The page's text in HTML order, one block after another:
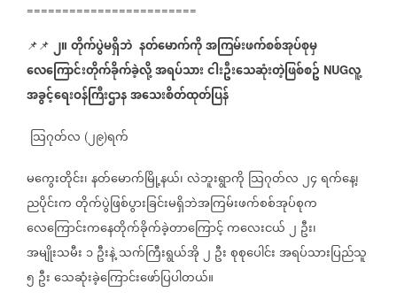
========================
📌📌 ၂။တိုက်ပွဲမရှိဘဲ နတ်မောက်ကိုအကြမ်းဖက်စစ်အုပ်စုမှ
လေကြောင်းတိုက်ခိုက်ခဲ့လို့အရပ်သားငါးဦးသေဆုံးတဲ့ဖြစ်စဥ် NUGလူ့
အခွင့်ရေးဝန်ကြီးဌာနအသေးစိတ်ထုတ်ပြန်
သြဂုတ်လ (၂၉)ရက်
မကွေးတိုင်း၊နတ်မောက်မြို့နယ်၊လဲဘူးရွာကို သြဂုတ်လ၂၄ရက်နေ့၊
ညပိုင်းကတိုက်ပွဲဖြစ်ပွားခြင်းမရှိဘဲအကြမ်းဖက်စစ်အုပ်စုက
လေကြောင်းကနေတိုက်ခိုက်ခဲ့တာကြောင့်ကလေးငယ်၂ ဦး၊
အမျိုးသမီး ၁ဦးနဲ့သက်ကြီးရွယ်အို၂ ဦးစုစုပေါင်းအရပ်သားပြည်သူ
၅ ဦးသေဆုံးခဲ့ကြောင်းဖော်ပြပါတယ်။